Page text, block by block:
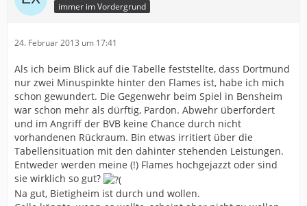
immer im Vordergrund
24. Februar 2013 um 17:41
Als ich beim Blick auf die Tabelle feststellte, dass Dortmund
nur zwei Minuspinkte hinter den Flames ist, habe ich mich
schon gewundert. Die Gegenwehr beim Spiel in Bensheim
war schon mehr als dürftig, Pardon. Abwehr überfordert
und im Angriff der BVB keine Chance durch nicht
vorhandenen Rückraum. Bin etwas irritiert über die
Tabellensituation mit den dahinter stehenden Leistungen.
Entweder werden meine (!) Flames hochgejazzt oder sind
sie wirklich so gut?
Na gut, Bietigheim ist durch und wollen.